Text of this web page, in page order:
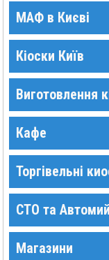
МАФ в Києві
Кіоски Київ
Виготовлення
Кафе
Торгівельні
СТО та
Магазини